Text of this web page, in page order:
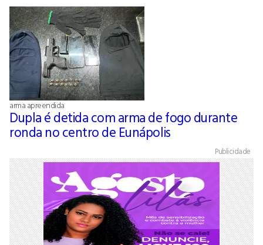
arma apreendida
Dupla é detida com arma de fogo durante
ronda no centro de Eunápolis
Publicidade